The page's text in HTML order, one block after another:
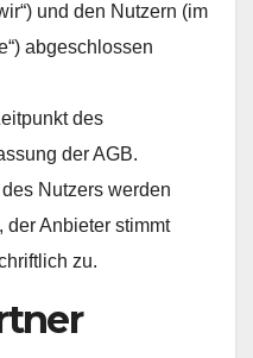
und den Nutzern (im
abgeschlossen
des
der AGB.
Nutzers werden
der Anbieter stimmt
zu.